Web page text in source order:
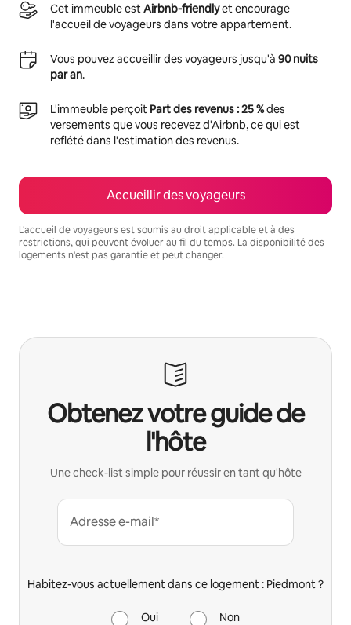
Cet immeuble estAirbnb-friendlyet encourage
l'accueil de voyageurs dans votre appartement.
Vous pouvez accueillir des voyageurs jusqu'à 90 nuits
par an.
L'immeuble perçoit Part des revenus : 25 %des
versements que vous recevez d'Airbnb, ce qui est
reflété dans l'estimation des revenus.
Accueillir des voyageurs
L'accueil de voyageurs est soumis au droit applicable et à des
restrictions, qui peuvent évoluer au fil du temps. La disponibilité des
logements n'est pas garantie et peut changer.
Obtenez votre guide de
l'hôte
Une check-list simple pour réussir en tant qu'hôte
Adresse e-mail*
Habitez-vous actuellement dans ce logement : Piedmont ?
Oui Non